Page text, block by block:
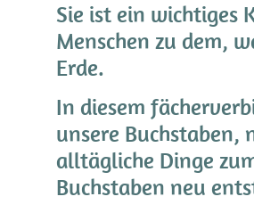
Sie ist ein wichtiges
Menschen zu dem,
Erde.
In diesem
unsere Buchstaben,
alltägliche Dinge
Buchstaben neu